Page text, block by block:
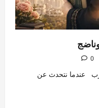
0
عندما نتحدث عن